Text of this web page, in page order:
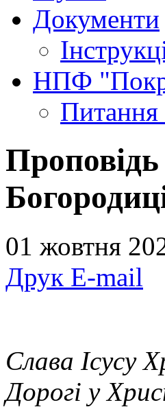
Документи
НПФ
Питання
01 жовтня
Друк E-mail
Слава Ісусу
Дорогі у